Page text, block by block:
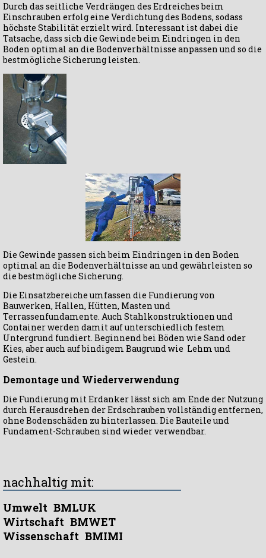
Durch das seitliche Verdrängen des Erdreiches beim
Einschrauben erfolg eine Verdichtung des Bodens, sodass
höchste Stabilität erzielt wird. Interessant ist dabei die
Tatsache, dass sich die Gewinde beim Eindringen in den
Boden optimal an die Bodenverhältnisse anpassen und so die
bestmögliche Sicherung leisten.
Die Gewinde passen sich beim Eindringen in den Boden
optimal an die Bodenverhältnisse an und gewährleisten so
die bestmögliche Sicherung.
Die Einsatzbereiche umfassen die Fundierung von
Bauwerken, Hallen, Hütten, Masten und
Terrassenfundamente. Auch Stahlkonstruktionen und
Container werden damit auf unterschiedlich festem
Untergrund fundiert. Beginnend bei Böden wie Sand oder
Kies, aber auch auf bindigem Baugrund wie Lehm und
Gestein.
Demontage und Wiederverwendung
Die Fundierung mit Erdanker lässt sich am Ende der Nutzung
durch Herausdrehen der Erdschrauben vollständig entfernen,
ohne Bodenschäden zu hinterlassen. Die Bauteile und
Fundament-Schrauben sind wieder verwendbar.
nachhaltig mit:
Umwelt BMLUK
Wirtschaft BMWET
Wissenschaft BMIMI